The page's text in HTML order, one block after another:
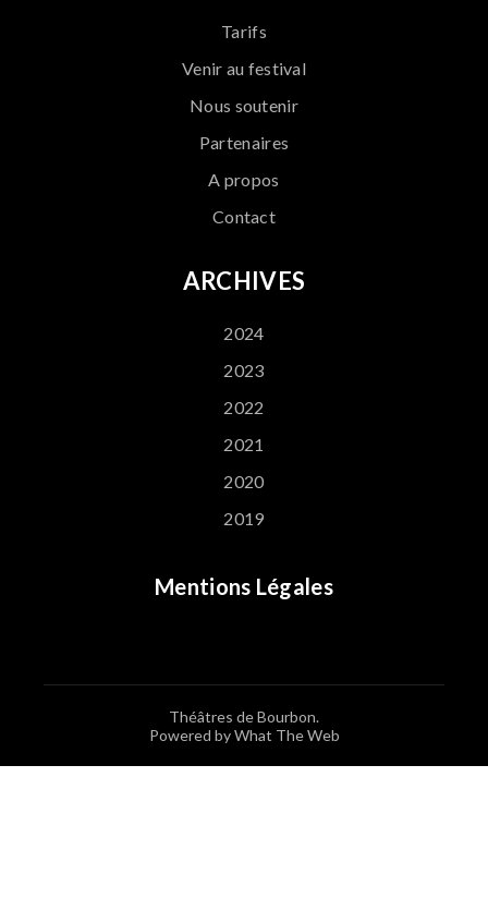
Tarifs
Venir au festival
Nous soutenir
Partenaires
A propos
Contact
ARCHIVES
2024
2023
2022
2021
2020
2019
Mentions Légales
Théâtres de Bourbon.
Powered by What The Web